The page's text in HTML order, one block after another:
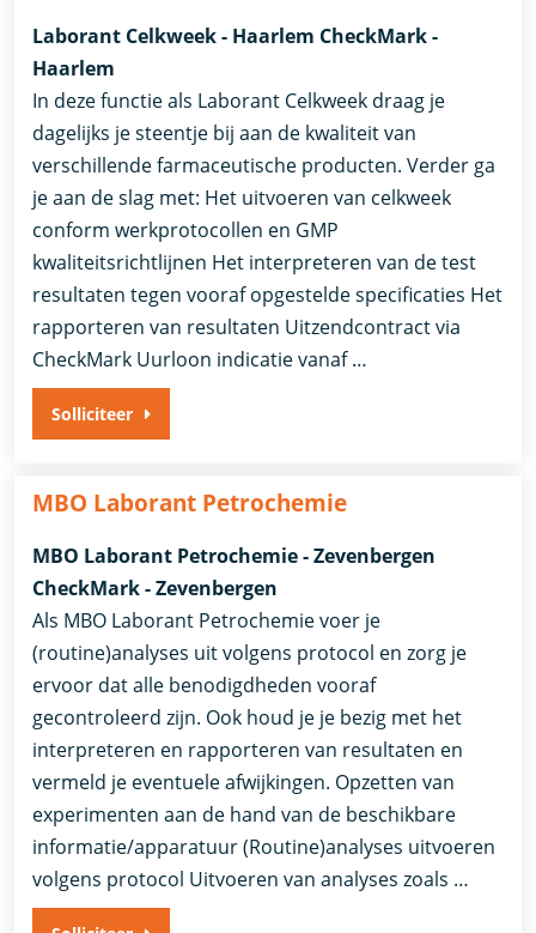
Laborant Celkweek - Haarlem CheckMark -
Haarlem
In deze functie als Laborant Celkweek draag je
dagelijks je steentje bij aan de kwaliteit van
verschillende farmaceutische producten. Verder ga
je aan de slag met: Het uitvoeren van celkweek
conform werkprotocollen en GMP
kwaliteitsrichtlijnen Het interpreteren van de test
resultaten tegen vooraf opgestelde specificaties Het
rapporteren van resultaten Uitzendcontract via
CheckMark Uurloon indicatie vanaf …
Solliciteer
MBO Laborant Petrochemie
MBO Laborant Petrochemie - Zevenbergen
CheckMark - Zevenbergen
Als MBO Laborant Petrochemie voer je
(routine)analyses uit volgens protocol en zorg je
ervoor dat alle benodigdheden vooraf
gecontroleerd zijn. Ook houd je je bezig met het
interpreteren en rapporteren van resultaten en
vermeld je eventuele afwijkingen. Opzetten van
experimenten aan de hand van de beschikbare
informatie/apparatuur (Routine)analyses uitvoeren
volgens protocol Uitvoeren van analyses zoals …